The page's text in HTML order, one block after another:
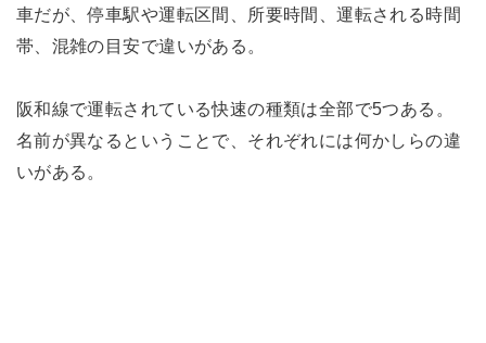
車だが、停車駅や運転区間、所要時間、運転される時間
帯、混雑の目安で違いがある。
阪和線で運転されている快速の種類は全部で5つある。
名前が異なるということで、それぞれには何かしらの違
いがある。